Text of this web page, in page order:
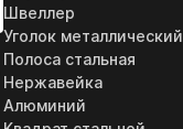
Швеллер
Уголок металлический
Полоса стальная
Нержавейка
Алюминий